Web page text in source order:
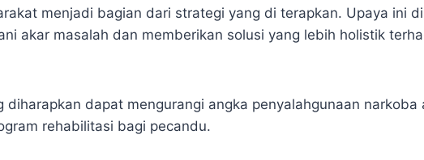
menjadi bagian dari strategi yang di terapkan. Upaya ini di
akar masalah dan memberikan solusi yang lebih holistik
diharapkan dapat mengurangi angka penyalahgunaan narkoba
rehabilitasi bagi pecandu.